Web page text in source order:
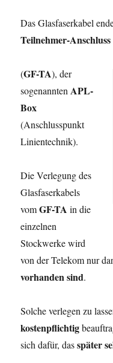
Das Glasfaserkabel
Teilnehmer-Anschluss
(GF-TA), der
sogenannten APL-
Box
(Anschlusspunkt
Linientechnik).
Die Verlegung des
Glasfaserkabels
vomGF-TA in die
einzelnen
Stockwerke wird
von der Telekom nur
vorhanden sind.
Solche verlegen zu
kostenpflichtig
sich dafür, dasspäter